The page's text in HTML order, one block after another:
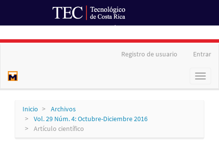
Registro de usuario Entrar
Toggle
Inicio
Archivos
Vol. 29 Núm. 4: Octubre-Diciembre 2016
Artículo científico